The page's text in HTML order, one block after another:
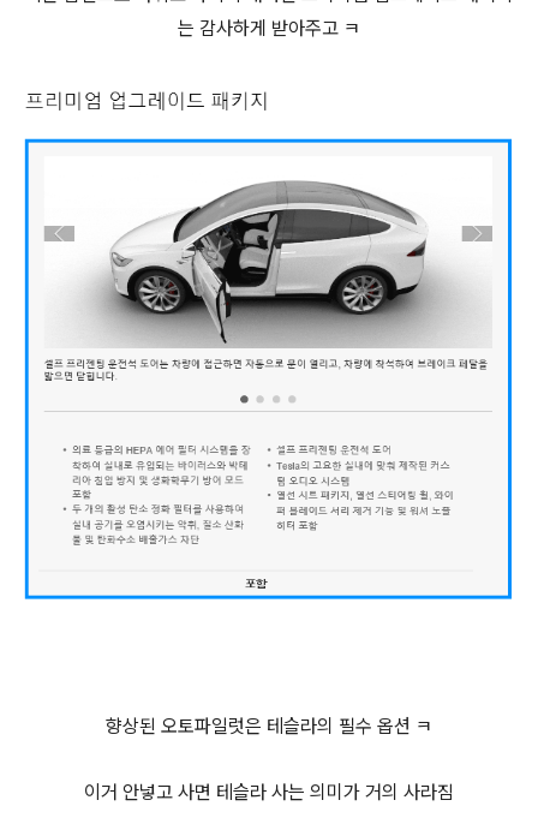
는 감사하게 받아주고 ㅋ
향상된 오토파일럿은 테슬라의 필수 옵션 ㅋ
이거 안넣고 사면 테슬라 사는 의미가 거의 사라짐